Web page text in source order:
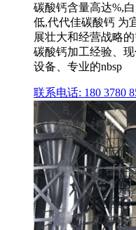
碳酸钙含量高达%,
低,代代佳碳酸钙 为
展壮大和经营战略
碳酸钙加工经验、
设备、专业的nbsp
联系电话: 180 3780